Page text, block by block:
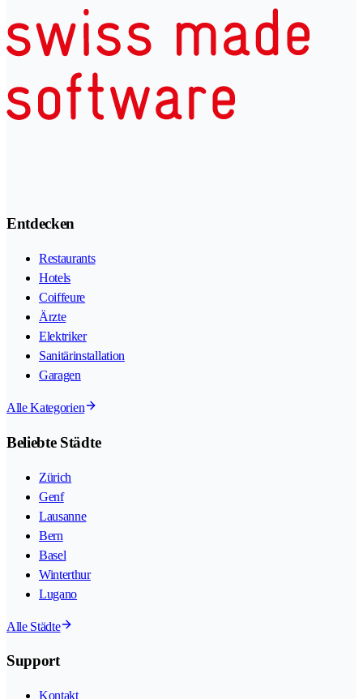
Entdecken
Restaurants
Hotels
Coiffeure
Ärzte
Elektriker
Sanitärinstallation
Garagen
Alle Kategorien
Beliebte Städte
Zürich
Genf
Lausanne
Bern
Basel
Winterthur
Lugano
Alle Städte
Support
Kontakt